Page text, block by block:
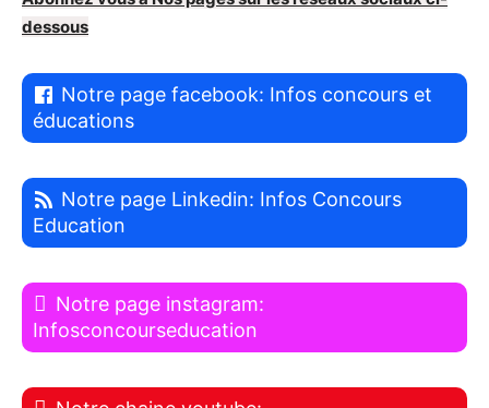
dessous
Notre page facebook: Infos concours et
éducations
Notre page Linkedin: Infos Concours
Education
Notre page instagram:
Infosconcourseducation